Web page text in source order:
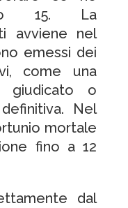
15. La
avviene nel
emessi dei
come una
giudicato o
Nel
mortale
fino a 12
dal